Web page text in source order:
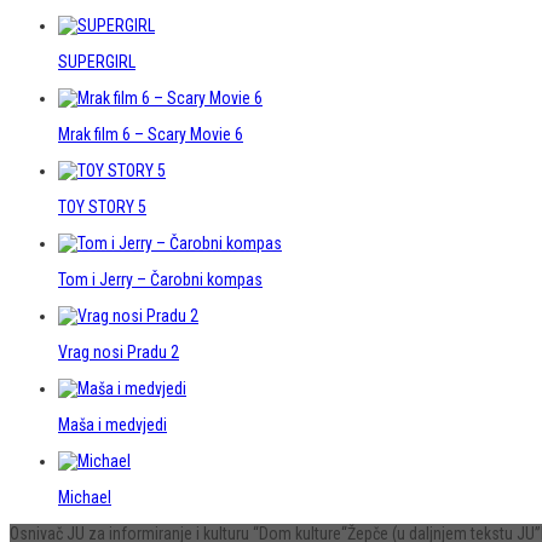
SUPERGIRL
Mrak film 6 – Scary Movie 6
TOY STORY 5
Tom i Jerry – Čarobni kompas
Vrag nosi Pradu 2
Maša i medvjedi
Michael
Osnivač JU za informiranje i kulturu “Dom kulture“Žepče (u daljnjem tekstu